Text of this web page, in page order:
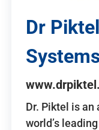
Dr
Dr. Piktel is
world’s